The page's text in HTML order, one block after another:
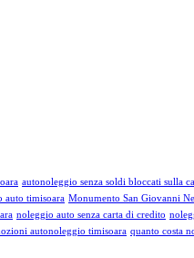
autonoleggio senza soldi bloccati sulla
auto timisoara Monumento San Giovanni
noleggio auto senza carta di credito
autonoleggio timisoara quanto costa